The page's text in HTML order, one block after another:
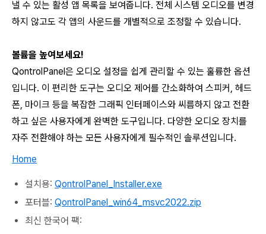
낼 수 있는 활성 앱 목록을 보여줍니다. 전체 시스템 오디오를 변경
하지 않고도 각 앱의 사운드를 개별적으로 조정할 수 있습니다.
볼륨을 높여보세요!
QontrolPanel은 오디오 설정을 쉽게 관리할 수 있는 훌륭한 옵션
입니다. 이 편리한 도구는 오디오 제어를 간소화하여 스피커, 헤드
폰, 마이크 등을 복잡한 그래픽 인터페이스와 씨름하지 않고 전환
하고 싶은 사용자에게 완벽한 도구입니다. 다양한 오디오 장치를
자주 전환해야 하는 모든 사용자에게 필수적인 솔루션입니다.
Home
설치용: QontrolPanel_Installer.exe
포터블: QontrolPanel_win64_msvc2022.zip
최신 한국어 팩: